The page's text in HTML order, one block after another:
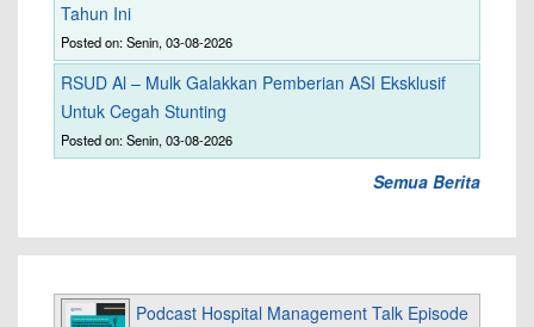
Tahun Ini
Posted on: Senin, 03-08-2026
RSUD Al – Mulk Galakkan Pemberian ASI Eksklusif
Untuk Cegah Stunting
Posted on: Senin, 03-08-2026
Semua Berita
Podcast Hospital Management Talk Episode